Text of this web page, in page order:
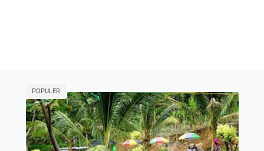
POPULER